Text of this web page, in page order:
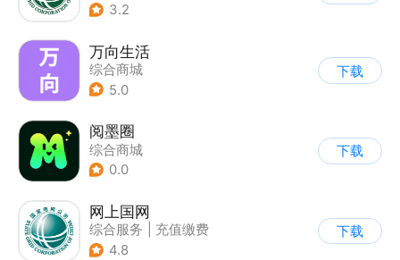
3.2
万向生活
综合商城
5.0
下载
阅墨圈
综合商城
0.0
下载
网上国网
综合服务
充值缴费
4.8
下载